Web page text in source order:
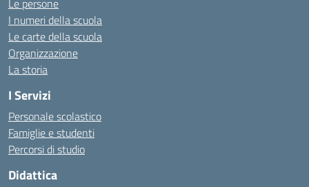
Le persone
I numeri della scuola
Le carte della scuola
Organizzazione
La storia
I Servizi
Personale scolastico
Famiglie e studenti
Percorsi di studio
Didattica